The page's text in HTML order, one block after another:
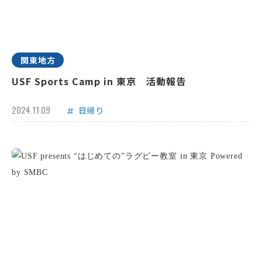
関東地方
USF Sports Camp in 東京 活動報告
2024.11.09 日帰り